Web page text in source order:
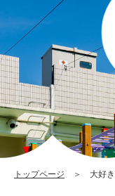
トップページ ＞ 大好き